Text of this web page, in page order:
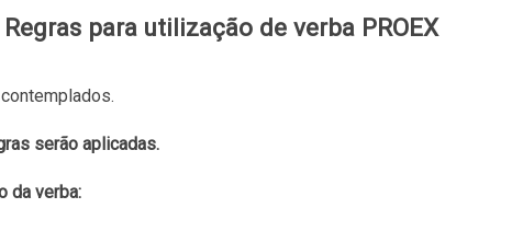
Regras para utilização de verba PROEX
serão aplicadas.
da verba: